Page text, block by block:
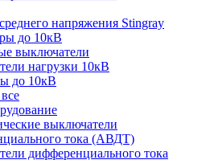
напряжения Stingray
до 10кВ
выключатели
нагрузки 10кВ
до 10кВ
выключатели
тока (АВДТ)
дифференциального тока